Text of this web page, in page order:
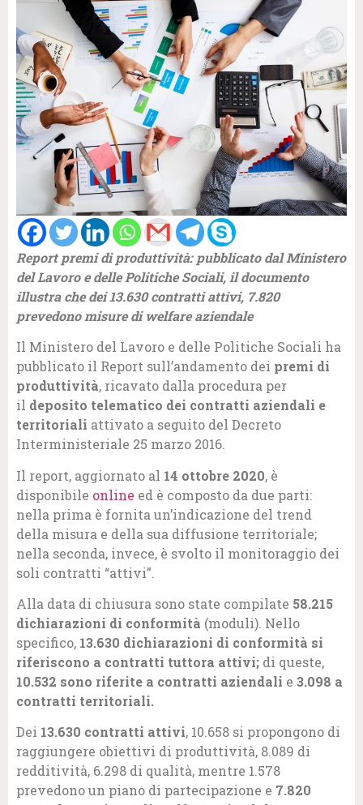
Report premi di produttività: pubblicato dal Ministero
del Lavoro e delle Politiche Sociali, il documento
illustra che dei 13.630 contratti attivi, 7.820
prevedono misure di welfare aziendale
Il Ministero del Lavoro e delle Politiche Sociali ha
pubblicato il Report sull’andamento dei premi di
produttività, ricavato dalla procedura per
il deposito telematico dei contratti aziendali e
territoriali attivato a seguito del Decreto
Interministeriale 25 marzo 2016.
Il report, aggiornato al 14 ottobre 2020, è
disponibile online ed è composto da due parti:
nella prima è fornita un’indicazione del trend
della misura e della sua diffusione territoriale;
nella seconda, invece, è svolto il monitoraggio dei
soli contratti “attivi”.
Alla data di chiusura sono state compilate 58.215
dichiarazioni di conformità (moduli). Nello
specifico, 13.630 dichiarazioni di conformità si
riferiscono a contratti tuttora attivi; di queste,
10.532 sono riferite a contratti aziendali e 3.098 a
contratti territoriali.
Dei 13.630 contratti attivi, 10.658 si propongono di
raggiungere obiettivi di produttività, 8.089 di
redditività, 6.298 di qualità, mentre 1.578
prevedono un piano di partecipazione e 7.820